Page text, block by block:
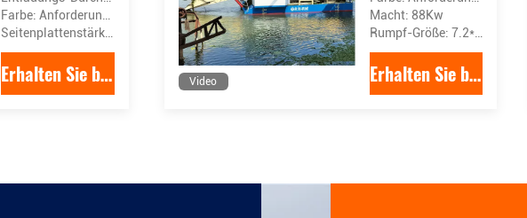
Zoll/20 Zoll/24
Zoll
Entladungsdurchmesser
Erhalten Sie besten Preis Video
Unkraut-
Erntegerät zur
Ernte von Fluss-
Wasseralgen
Macht: 88Kw
Rumpf-Größe: 7.2*3*1.1m
Erhalten Sie besten Preis